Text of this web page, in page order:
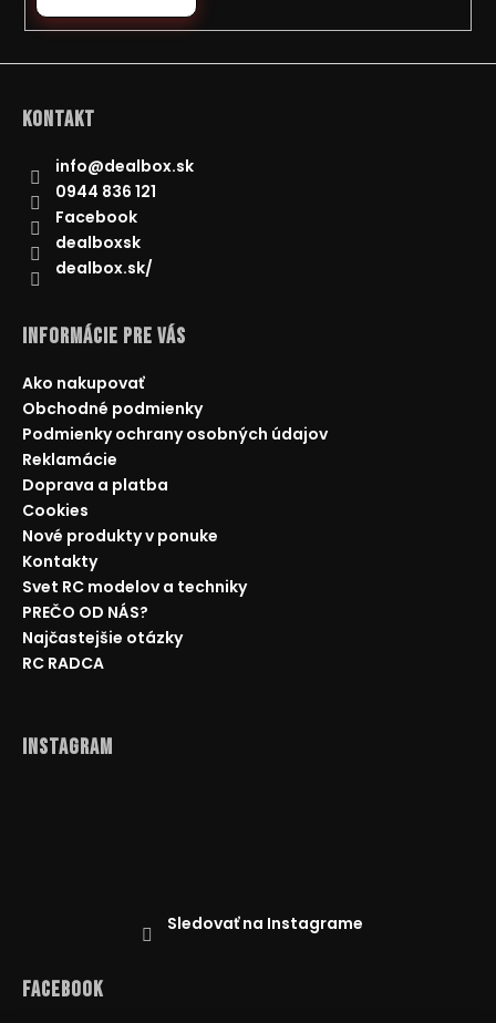
Kontakt
info@dealbox.sk
0944 836 121
Facebook
dealboxsk
dealbox.sk/
Informácie pre Vás
Ako nakupovať
Obchodné podmienky
Podmienky ochrany osobných údajov
Reklamácie
Doprava a platba
Cookies
Nové produkty v ponuke
Kontakty
Svet RC modelov a techniky
PREČO OD NÁS?
Najčastejšie otázky
RC RADCA
Instagram
Sledovať na Instagrame
Facebook